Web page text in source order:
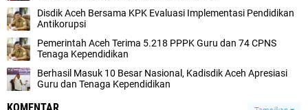
Disdik Aceh Bersama KPK Evaluasi Implementasi Pendidikan
Antikorupsi
Pemerintah Aceh Terima 5.218 PPPK Guru dan 74 CPNS
Tenaga Kependidikan
Berhasil Masuk 10 Besar Nasional, Kadisdik Aceh Apresiasi
Guru dan Tenaga Kependidikan